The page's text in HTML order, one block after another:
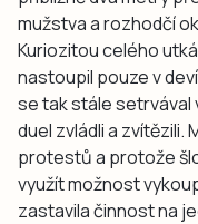
mužstva a rozhodčí
Kuriozitou celého
nastoupil pouze v
se tak stále setrvával
duel zvládli a zvítězili.
protestů a protože
využít možnost
zastavila činnost na